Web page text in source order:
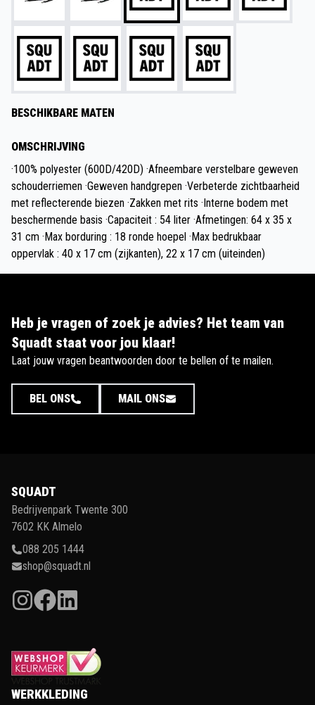
BESCHIKBARE MATEN
OMSCHRIJVING
·100% polyester (600D/420D) ·Afneembare verstelbare geweven
schouderriemen ·Geweven handgrepen ·Verbeterde zichtbaarheid
met reflecterende biezen ·Zakken met rits ·Interne bodem met
beschermende basis ·Capaciteit : 54 liter ·Afmetingen: 64 x 35 x
31 cm ·Max borduring : 18 ronde hoepel ·Max bedrukbaar
oppervlak : 40 x 17 cm (zijkanten), 22 x 17 cm (uiteinden)
Heb je vragen of zoek je advies? Het team van
Squadt staat voor jou klaar!
Laat jouw vragen beantwoorden door te bellen of te mailen.
BEL ONS MAIL ONS
SQUADT
Bedrijvenpark Twente 300
7602 KK Almelo
088 205 1444
shop@squadt.nl
WERKKLEDING